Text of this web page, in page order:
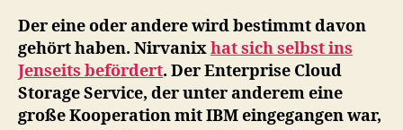
Hölle
auf
Erden.
Warum
ein
Multi-
Der eine oder andere wird bestimmt davon
gehört haben. Nirvanixhat sich selbst ins
Jenseits befördert. Der Enterprise Cloud
Storage Service, der unter anderem eine
große Kooperation mit IBM eingegangen war,